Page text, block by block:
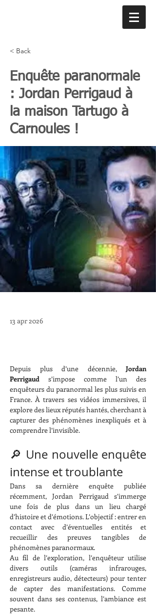
< Back
Enquête paranormale
: Jordan Perrigaud à
la maison Tartugo à
Carnoules !
13 apr 2026
Depuis plus d’une décennie, Jordan
Perrigaud s’impose comme l’un des
enquêteurs du paranormal les plus suivis en
France. À travers ses vidéos immersives, il
explore des lieux réputés hantés, cherchant à
capturer des phénomènes inexpliqués et à
comprendre l’invisible.
🔎 Une nouvelle enquête
intense et troublante
Dans sa dernière enquête publiée
récemment, Jordan Perrigaud s’immerge
une fois de plus dans un lieu chargé
d’histoire et d’émotions. L’objectif : entrer en
contact avec d’éventuelles entités et
recueillir des preuves tangibles de
phénomènes paranormaux.
Au fil de l’exploration, l’enquêteur utilise
divers outils (caméras infrarouges,
enregistreurs audio, détecteurs) pour tenter
de capter des manifestations. Comme
souvent dans ses contenus, l’ambiance est
pesante.